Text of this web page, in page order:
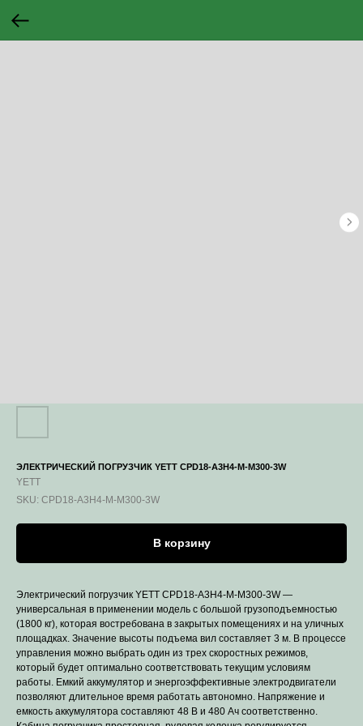
ЭЛЕКТРИЧЕСКИЙ ПОГРУЗЧИК YETT CPD18-A3H4-M-M300-3W
YETT
SKU: CPD18-A3H4-M-M300-3W
В корзину
Электрический погрузчик YETT CPD18-A3H4-M-M300-3W —
универсальная в применении модель с большой грузоподъемностью
(1800 кг), которая востребована в закрытых помещениях и на уличных
площадках. Значение высоты подъема вил составляет 3 м. В процессе
управления можно выбрать один из трех скоростных режимов,
который будет оптимально соответствовать текущим условиям
работы. Емкий аккумулятор и энергоэффективные электродвигатели
позволяют длительное время работать автономно. Напряжение и
емкость аккумулятора составляют 48 B и 480 Ач соответственно.